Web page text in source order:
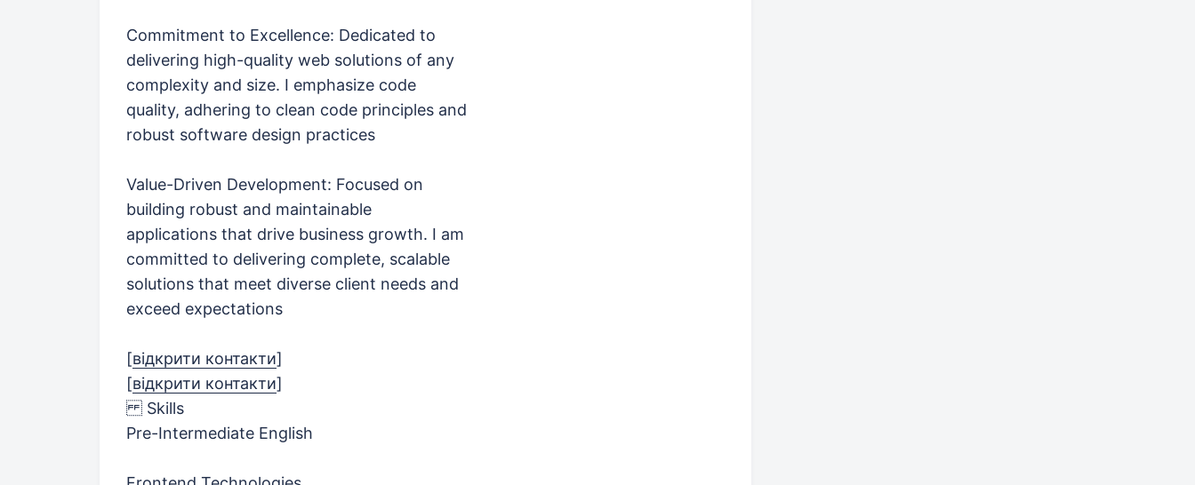
Commitment to Excellence: Dedicated to
delivering high-quality web solutions of any
complexity and size. I emphasize code
quality, adhering to clean code principles and
robust software design practices
Value-Driven Development: Focused on
building robust and maintainable
applications that drive business growth. I am
committed to delivering complete, scalable
solutions that meet diverse client needs and
exceed expectations
[відкрити контакти]
[відкрити контакти]
Skills
Pre-Intermediate English